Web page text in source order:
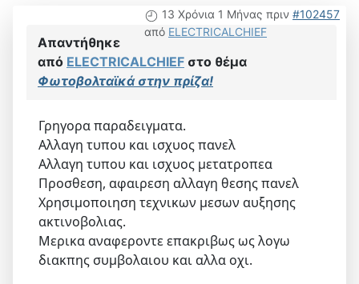
13 Χρόνια 1 Μήνας πριν #102457
από ELECTRICALCHIEF
Απαντήθηκε
από ELECTRICALCHIEF στο θέμα
Φωτοβολταϊκά στην πρίζα!
Γρηγορα παραδειγματα.
Αλλαγη τυπου και ισχυος πανελ
Αλλαγη τυπου και ισχυος μετατροπεα
Προσθεση, αφαιρεση αλλαγη θεσης πανελ
Χρησιμοποιηση τεχνικων μεσων αυξησης
ακτινοβολιας.
Μερικα αναφεροντε επακριβως ως λογω
διακπης συμβολαιου και αλλα οχι.